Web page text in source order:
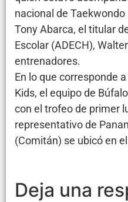
nacional de
Tony Abarca, el titular
Escolar (ADECH),
entrenadores.
En lo que corresponde
Kids, el equipo de
con el trofeo de primer
representativo de
(Comitán) se ubicó en
Deja una